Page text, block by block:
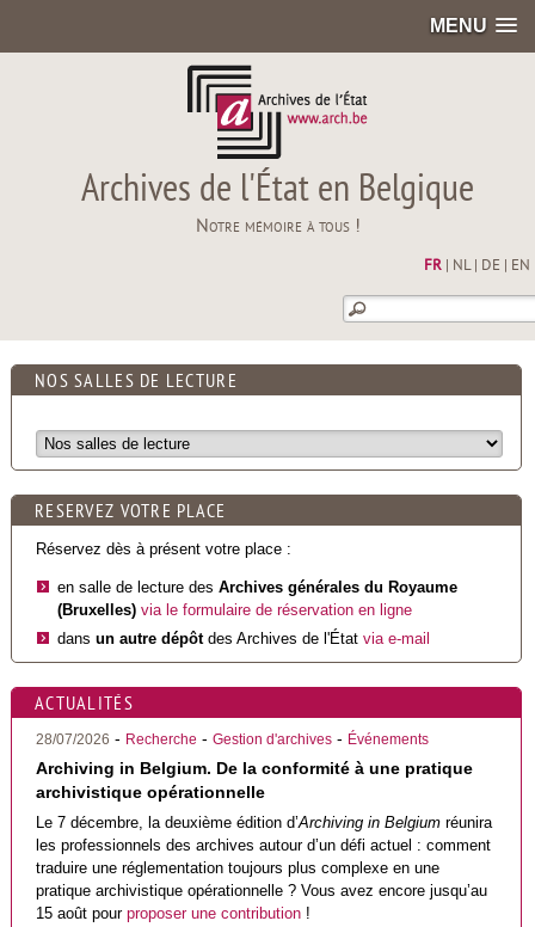
MENU
Archives de l'État en Belgique
Notre mémoire à tous !
FR| NL| DE EN
NOS SALLES DE LECTURE
RESERVEZ VOTRE PLACE
Réservez dès à présent votre place :
en salle de lecture desArchives générales du Royaume
(Bruxelles) via le formulaire de réservation en ligne
dansun autre dépôtdes Archives de l'Étatvia e-mail
ACTUALITÉS
28/07/2026 - Recherche -Gestion d'archives - Événements
Archiving in Belgium. De la conformité à une pratique
archivistique opérationnelle
Le 7 décembre, la deuxième édition d’Archiving in Belgium réunira
les professionnels des archives autour d’un défi actuel : comment
traduire une réglementation toujours plus complexe en une
pratique archivistique opérationnelle ? Vous avez encore jusqu’au
15 août pourproposer une contribution !